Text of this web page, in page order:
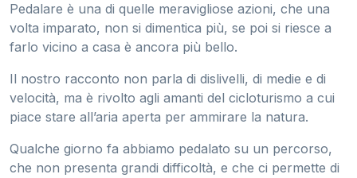
Pedalare è una di quelle meravigliose azioni, che una
volta imparato, non si dimentica più, se poi si riesce a
farlo vicino a casa è ancora più bello.
Il nostro racconto non parla di dislivelli, di medie e di
velocità, ma è rivolto agli amanti del cicloturismo a cui
piace stare all’aria aperta per ammirare la natura.
Qualche giorno fa abbiamo pedalato su un percorso,
che non presenta grandi difficoltà, e che ci permette di